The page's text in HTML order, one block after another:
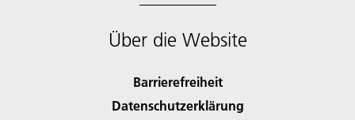
Über die Website
Barrierefreiheit
Datenschutzerklärung